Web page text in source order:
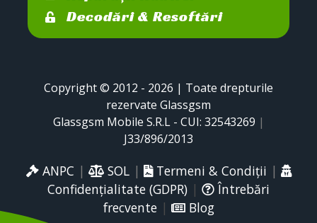
Decodări & Resoftări
Copyright © 2012 - 2026 | Toate drepturile
rezervate Glassgsm
Glassgsm Mobile S.R.L - CUI: 32543269 |
J33/896/2013
ANPC | SOL| Termeni & Condiții |
Confidențialitate (GDPR) |
Întrebări
frecvente| Blog